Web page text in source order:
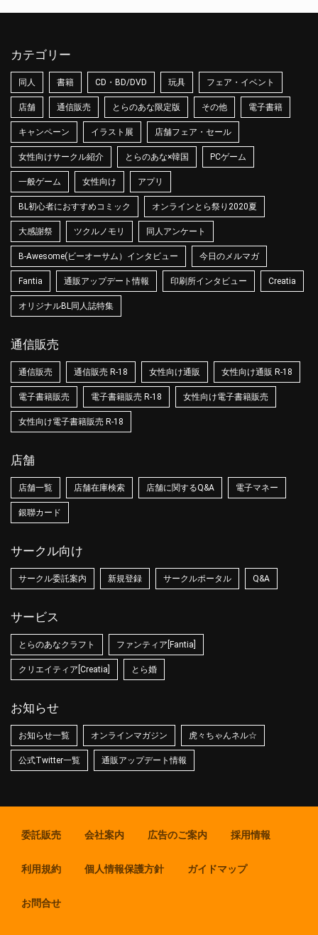
カテゴリー
同人 書籍 CD・BD/DVD 玩具 フェア・イベント
店舗 通信販売 とらのあな限定版 その他 電子書籍
キャンペーン イラスト展 店舗フェア・セール
女性向けサークル紹介 とらのあな×韓国 PCゲーム
一般ゲーム 女性向け アプリ
BL初心者におすすめコミック オンラインとら祭り2020夏
大感謝祭 ツクルノモリ 同人アンケート
B-Awesome(ビーオーサム）インタビュー 今日のメルマガ
Fantia 通販アップデート情報 印刷所インタビュー Creatia
オリジナルBL同人誌特集
通信販売
通信販売 通信販売 R-18 女性向け通販 女性向け通販 R-18
電子書籍販売 電子書籍販売 R-18 女性向け電子書籍販売
女性向け電子書籍販売 R-18
店舗
店舗一覧 店舗在庫検索 店舗に関するQ&A 電子マネー
銀聯カード
サークル向け
サークル委託案内 新規登録 サークルポータル Q&A
サービス
とらのあなクラフト ファンティア[Fantia]
クリエイティア[Creatia] とら婚
お知らせ
お知らせ一覧 オンラインマガジン 虎々ちゃんネル☆
公式Twitter一覧 通販アップデート情報
委託販売 会社案内 広告のご案内 採用情報
利用規約 個人情報保護方針 ガイドマップ
お問合せ